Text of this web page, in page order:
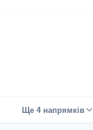
Ще 4 напрямків